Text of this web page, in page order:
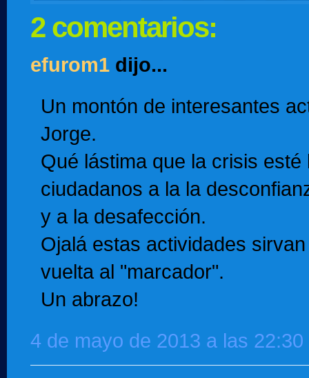
2 comentarios:
efurom1dijo...
Un montón de interesantes
Jorge.
Qué lástima que la crisis esté
ciudadanos a la la
y a la desafección.
Ojalá estas actividades
vuelta al "marcador".
Un abrazo!
4 de mayo de 2013 a las 22:30